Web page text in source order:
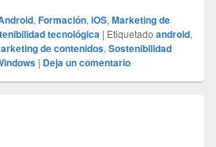
, Formación, iOS, Marketing de
tecnológica | Etiquetado android,
de contenidos, Sostenibilidad
| Deja un comentario